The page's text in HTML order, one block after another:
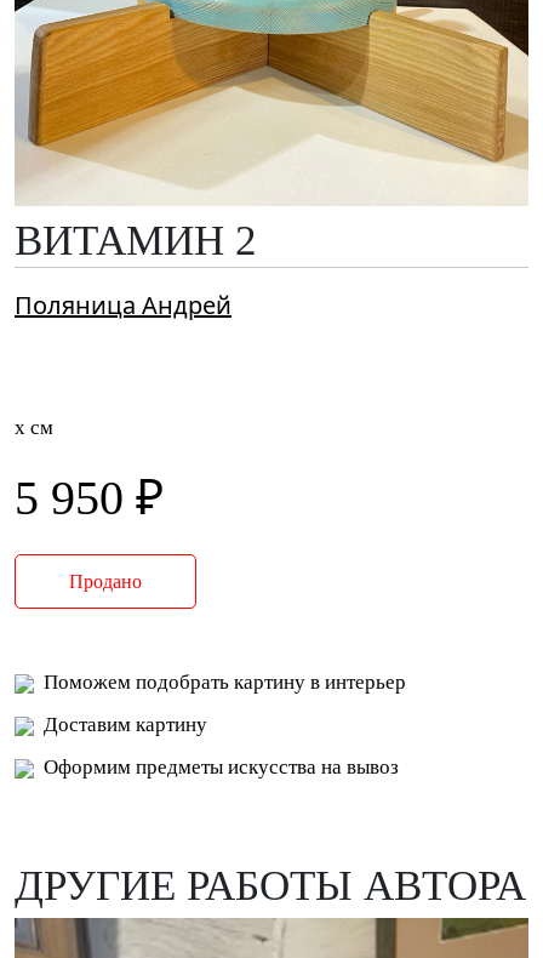
ВИТАМИН 2
Поляница Андрей
x см
5 950 ₽
Продано
Поможем подобрать картину в интерьер
Доставим картину
Оформим предметы искусства на вывоз
ДРУГИЕ РАБОТЫ АВТОРА